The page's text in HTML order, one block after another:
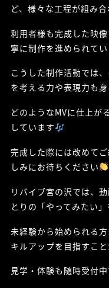
ど、様々な工程が組み
利用者様も完成した映
寧に制作を進められてい
こうした制作活動では
を考える力や表現力も
どのようなMVに仕上が
しています
完成した際には改めて
しみにお待ちください
リバイブ宮の沢では、
とりの「やってみたい
未経験から始められる
キルアップを目指すこ
見学・体験も随時受付中